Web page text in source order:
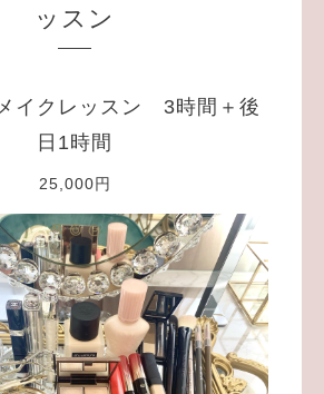
ッスン
イクレッスン 3時間＋後
日1時間
25,000円